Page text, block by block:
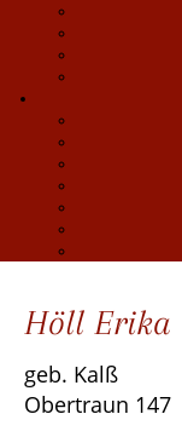
Höll Erika
geb. Kalß
Obertraun 147